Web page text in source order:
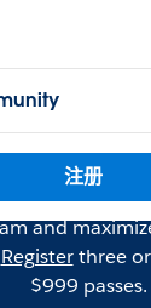
注册
and
Registerthree
$999 passes.